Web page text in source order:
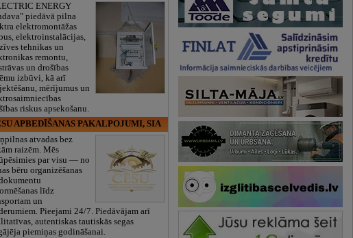
ENERGY
piedāvā pilna
elektromontāžas
elektroinstalācijas,
tehnikas un
remontu,
un drošības
izbūvi, kā arī
mērījumus un
riskus apsekošanu.
APBEDĪŠANAS PAKALPOJUMI, SIA
atvadas bez
raizēm. Mēs
par visu — no
bēru organizēšanas
līdz
un
Pieejami 24/7. Piedāvājam arī
autentiskas tautiskās segas
piemiņas godināšanai.